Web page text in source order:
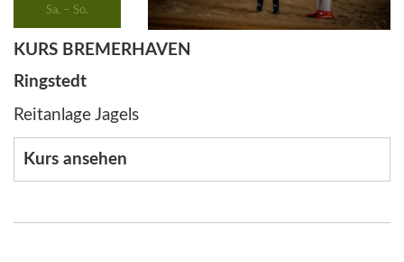
Sa. – So.
KURS BREMERHAVEN
Ringstedt
Reitanlage Jagels
Kurs ansehen